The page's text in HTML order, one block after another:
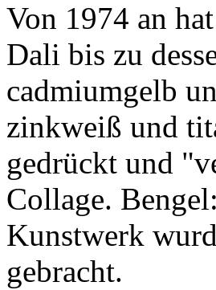
Von 1974 an
Dali bis zu
cadmiumgelb
zinkweiß und
gedrückt und
Collage.
Kunstwerk
gebracht.